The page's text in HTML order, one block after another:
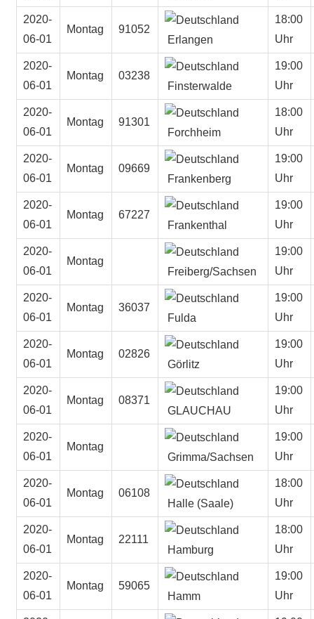
2020-
06-01
Montag
91052
Erlangen
18:00
Uhr
2020-
06-01
Montag
03238
Finsterwalde
19:00
Uhr
2020-
06-01
Montag
91301
Forchheim
18:00
Uhr
2020-
06-01
Montag
09669
Frankenberg
19:00
Uhr
2020-
06-01
Montag
67227
Frankenthal
19:00
Uhr
2020-
06-01
Montag
Freiberg/Sachsen
19:00
Uhr
2020-
06-01
Montag
36037
Fulda
19:00
Uhr
2020-
06-01
Montag
02826
Görlitz
19:00
Uhr
2020-
06-01
Montag
08371
GLAUCHAU
19:00
Uhr
2020-
06-01
Montag
Grimma/Sachsen
19:00
Uhr
2020-
06-01
Montag
06108
Halle (Saale)
18:00
Uhr
2020-
06-01
Montag
22111
Hamburg
18:00
Uhr
2020-
06-01
Montag
59065
Hamm
19:00
Uhr